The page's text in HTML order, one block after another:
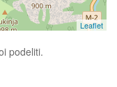
Leaflet
podeliti.